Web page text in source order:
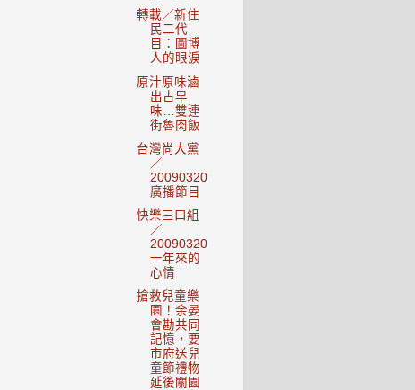
轉載／新住
民二代
目：圖博
人的眼淚
原汁原味滷
出古早
味…雙連
街魯肉飯
台灣尚大黨
／
20090320
廣播節目
快樂三口組
／
20090320
一年來的
心情
搶救兒童樂
園！余晏
會勘共同
記憶，要
市府送兒
童節禮物
延後關園